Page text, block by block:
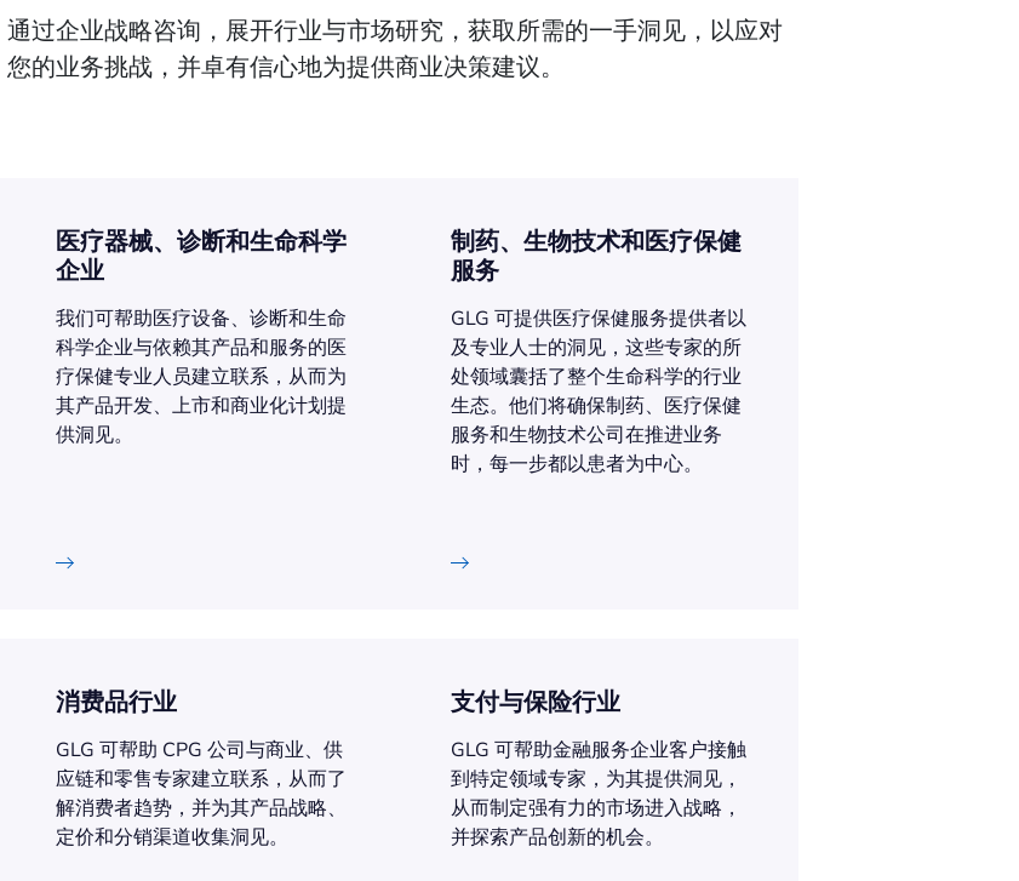
通过企业战略咨询，展开行业与市场研究，获取所需的一手洞见，以应对
您的业务挑战，并卓有信心地为提供商业决策建议。
医疗器械、诊断和生命科学
企业
我们可帮助医疗设备、诊断和生命
科学企业与依赖其产品和服务的医
疗保健专业人员建立联系，从而为
其产品开发、上市和商业化计划提
供洞见。
制药、生物技术和医疗保健
服务
GLG 可提供医疗保健服务提供者以
及专业人士的洞见，这些专家的所
处领域囊括了整个生命科学的行业
生态。他们将确保制药、医疗保健
服务和生物技术公司在推进业务
时，每一步都以患者为中心。
消费品行业
GLG 可帮助 CPG 公司与商业、供
应链和零售专家建立联系，从而了
解消费者趋势，并为其产品战略、
定价和分销渠道收集洞见。
支付与保险行业
GLG 可帮助金融服务企业客户接触
到特定领域专家，为其提供洞见，
从而制定强有力的市场进入战略，
并探索产品创新的机会。